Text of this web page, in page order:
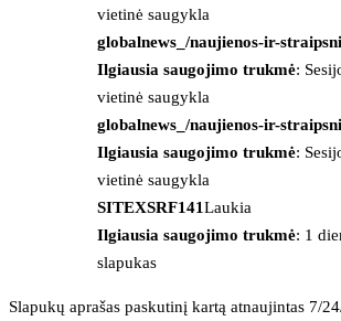
vietinė saugykla
globalnews_/naujienos-ir-
Ilgiausia saugojimo trukmė:
vietinė saugykla
globalnews_/naujienos-ir-
Ilgiausia saugojimo trukmė:
vietinė saugykla
SITEXSRF141Laukia
Ilgiausia saugojimo trukmė: 1
slapukas
Slapukų aprašas paskutinį kartą atnaujintas 7/